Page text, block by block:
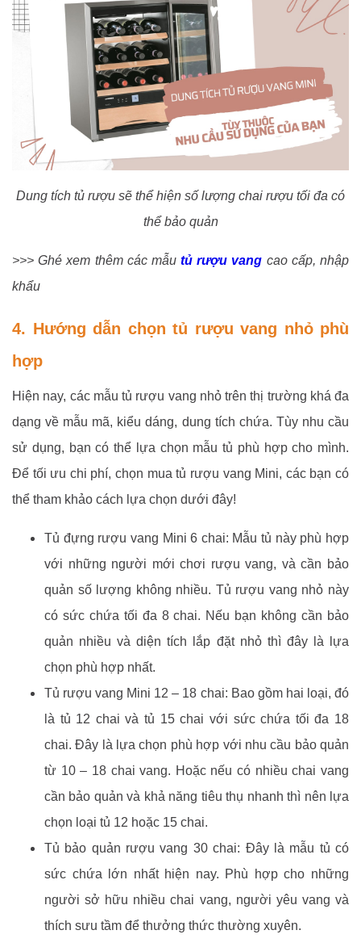
Dung tích tủ rượu sẽ thể hiện số lượng chai rượu tối đa có
thể bảo quản
>>> Ghé xem thêm các mẫutủ rượu vang cao cấp, nhập
khẩu
4. Hướng dẫn chọn tủ rượu vang nhỏ phù
hợp
Hiện nay, các mẫu tủ rượu vang nhỏ trên thị trường khá đa
dạng về mẫu mã, kiểu dáng, dung tích chứa. Tùy nhu cầu
sử dụng, bạn có thể lựa chọn mẫu tủ phù hợp cho mình.
Để tối ưu chi phí, chọn mua tủ rượu vang Mini, các bạn có
thể tham khảo cách lựa chọn dưới đây!
Tủ đựng rượu vang Mini 6 chai: Mẫu tủ này phù hợp
với những người mới chơi rượu vang, và cần bảo
quản số lượng không nhiều. Tủ rượu vang nhỏ này
có sức chứa tối đa 8 chai. Nếu bạn không cần bảo
quản nhiều và diện tích lắp đặt nhỏ thì đây là lựa
chọn phù hợp nhất.
Tủ rượu vang Mini 12 – 18 chai: Bao gồm hai loại, đó
là tủ 12 chai và tủ 15 chai với sức chứa tối đa 18
chai. Đây là lựa chọn phù hợp với nhu cầu bảo quản
từ 10 – 18 chai vang. Hoặc nếu có nhiều chai vang
cần bảo quản và khả năng tiêu thụ nhanh thì nên lựa
chọn loại tủ 12 hoặc 15 chai.
Tủ bảo quản rượu vang 30 chai: Đây là mẫu tủ có
sức chứa lớn nhất hiện nay. Phù hợp cho những
người sở hữu nhiều chai vang, người yêu vang và
thích sưu tầm để thưởng thức thường xuyên.